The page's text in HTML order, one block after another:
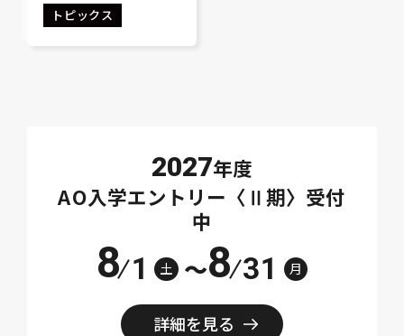
トピックス
2027年度
AO入学エントリー〈Ⅱ期〉受付
中
8 1 土 ～8 31 月
詳細を見る